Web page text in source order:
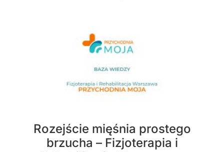
Rozejście mięśnia prostego
brzucha – Fizjoterapia i